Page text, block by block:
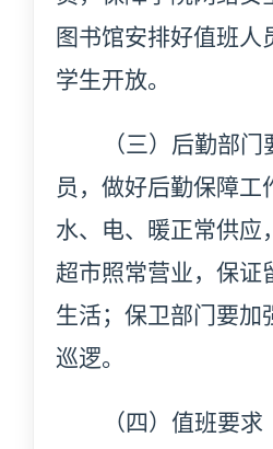
图书馆安排好值班人
学生开放。
（三）后勤部
员，做好后勤保障工
水、电、暖正常供应
超市照常营业，保证
生活；保卫部门要加
巡逻。
（四）值班要求